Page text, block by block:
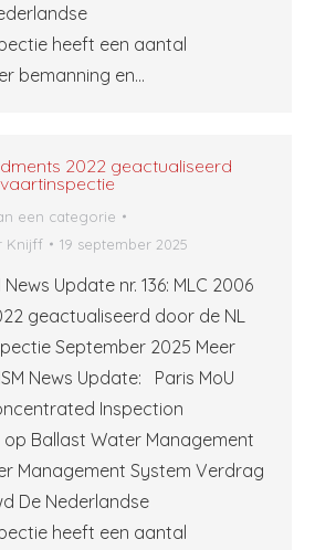
heeft een aantal
bemanning en…
2022 geactualiseerd
een categorie
Knijff 19 september 2025
News Update nr. 136: MLC 2006
geactualiseerd door de NL
September 2025 Meer
News Update: Paris MoU
Inspection
op Ballast Water Management
Management System Verdrag
De Nederlandse
heeft een aantal